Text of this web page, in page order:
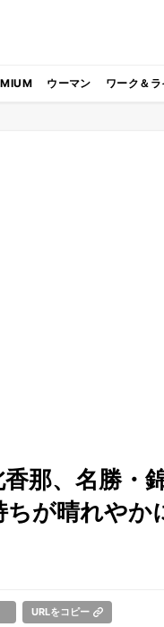
ウーマン ワーク＆ラ
香那、名勝・
が晴れやか
URLをコピー